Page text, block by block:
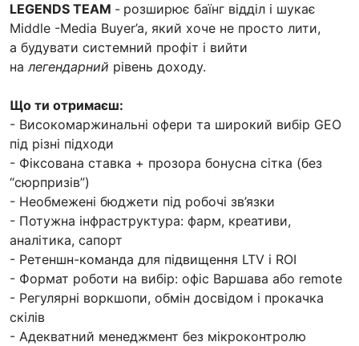
LEGENDS TEAM - розширює баїнг відділ і шукає
Middle -Media Buyer’a, який хоче не просто лити,
а будувати системний профіт і вийти
налегендарний рівень доходу.
Що ти отримаєш:
- Високомаржинальні офери та широкий вибір GEO
під різні підходи
- Фіксована ставка + прозора бонусна сітка (без
“сюрпризів”)
- Необмежені бюджети під робочі зв’язки
- Потужна інфраструктура: фарм, креативи,
аналітика, сапорт
- Ретеншн-команда для підвищення LTV і ROI
- Формат роботи на вибір: офіс Варшава або remote
- Регулярні воркшопи, обмін досвідом і прокачка
скілів
- Адекватний менеджмент без мікроконтролю